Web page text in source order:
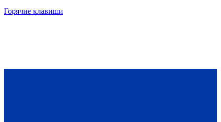
Горячие клавиши